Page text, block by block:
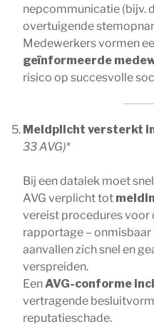
nepcommunicatie (bijv.
overtuigende
Medewerkers vormen
geïnformeerde
risico op succesvolle
Meldplicht versterkt
33 AVG)*
Bij een datalek moet
AVG verplicht tot
vereist procedures voor
rapportage –
aanvallen zich snel en
verspreiden.
EenAVG-conforme
vertragende
reputatieschade.